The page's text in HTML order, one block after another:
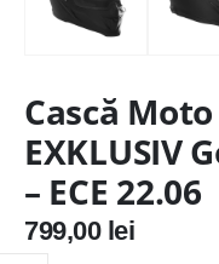
Cască
EXKLUSIV
– ECE 22.06
799,00 lei